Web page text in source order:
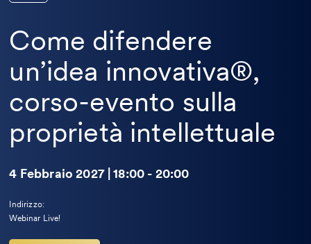
Come difendere
un’idea innovativa®,
corso-evento sulla
proprietà intellettuale
4 Febbraio 2027 | 18:00 - 20:00
Indirizzo:
Webinar Live!